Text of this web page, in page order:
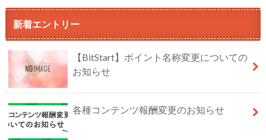
新着エントリー
【BitStart】ポイント名称変更についての
お知らせ
各種コンテンツ報酬変更のお知らせ